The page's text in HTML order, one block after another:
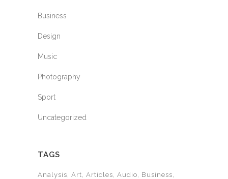
Business
Design
Music
Photography
Sport
Uncategorized
TAGS
Analysis Art Articles Audio
Business